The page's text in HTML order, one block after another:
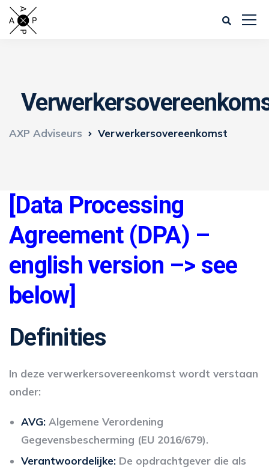
AXP Adviseurs Verwerkersovereenkomst
[Data Processing
Agreement (DPA) –
english version –> see
below]
Definities
In deze verwerkersovereenkomst wordt verstaan
onder:
AVG: Algemene Verordening
Gegevensbescherming (EU 2016/679).
Verantwoordelijke: De opdrachtgever die als